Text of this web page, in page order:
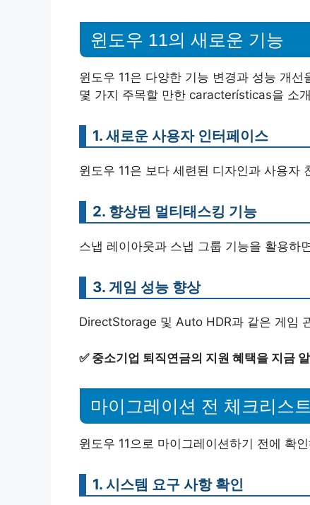
윈도우 11의 새로운 기능
윈도우 11은 다양한 기능 변경과 성능 개
몇 가지 주목할 만한 características을 소
1. 새로운 사용자 인터페이스
윈도우 11은 보다 세련된 디자인과 사용자
2. 향상된 멀티태스킹 기능
스냅 레이아웃과 스냅 그룹 기능을 활용하
3. 게임 성능 향상
DirectStorage 및 Auto HDR과 같은 게임
✅ 중소기업 퇴직연금의 지원 혜택을 지금
마이그레이션 전 체크리스트
윈도우 11으로 마이그레이션하기 전에 확
1. 시스템 요구 사항 확인